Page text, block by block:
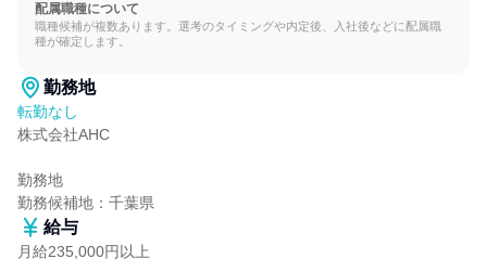
配属職種について
職種候補が複数あります。選考のタイミングや内定後、入社後などに配属職
種が確定します。
勤務地
転勤なし
株式会社AHC
勤務地
勤務候補地：千葉県
給与
月給235,000円以上